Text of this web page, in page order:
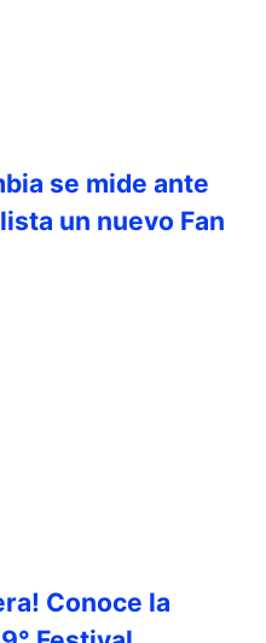
se mide ante
un nuevo Fan
Conoce la